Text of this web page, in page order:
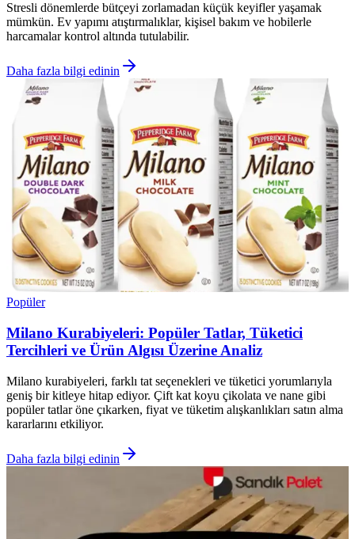
Stresli dönemlerde bütçeyi zorlamadan küçük keyifler yaşamak
mümkün. Ev yapımı atıştırmalıklar, kişisel bakım ve hobilerle
harcamalar kontrol altında tutulabilir.
Daha fazla bilgi edinin
Popüler
Milano Kurabiyeleri: Popüler Tatlar, Tüketici
Tercihleri ve Ürün Algısı Üzerine Analiz
Milano kurabiyeleri, farklı tat seçenekleri ve tüketici yorumlarıyla
geniş bir kitleye hitap ediyor. Çift kat koyu çikolata ve nane gibi
popüler tatlar öne çıkarken, fiyat ve tüketim alışkanlıkları satın alma
kararlarını etkiliyor.
Daha fazla bilgi edinin